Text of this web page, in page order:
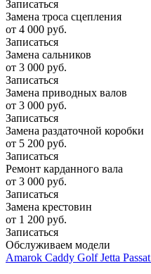
Записаться
Замена троса сцепления
от 4 000 руб.
Записаться
Замена сальников
от 3 000 руб.
Записаться
Замена приводных валов
от 3 000 руб.
Записаться
Замена раздаточной коробки
от 5 200 руб.
Записаться
Ремонт карданного вала
от 3 000 руб.
Записаться
Замена крестовин
от 1 200 руб.
Записаться
Обслуживаем модели
Amarok Caddy GolfJetta Passat